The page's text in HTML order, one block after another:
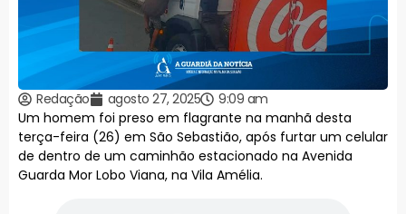
Redação agosto 27, 2025
9:09 am
Um homem foi preso em flagrante na manhã desta
terça-feira (26) em São Sebastião, após furtar um celular
de dentro de um caminhão estacionado na Avenida
Guarda Mor Lobo Viana, na Vila Amélia.